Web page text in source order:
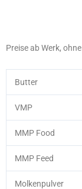
Preise ab Werk,
Butter
VMP
MMP Food
MMP Feed
Molkenpulver